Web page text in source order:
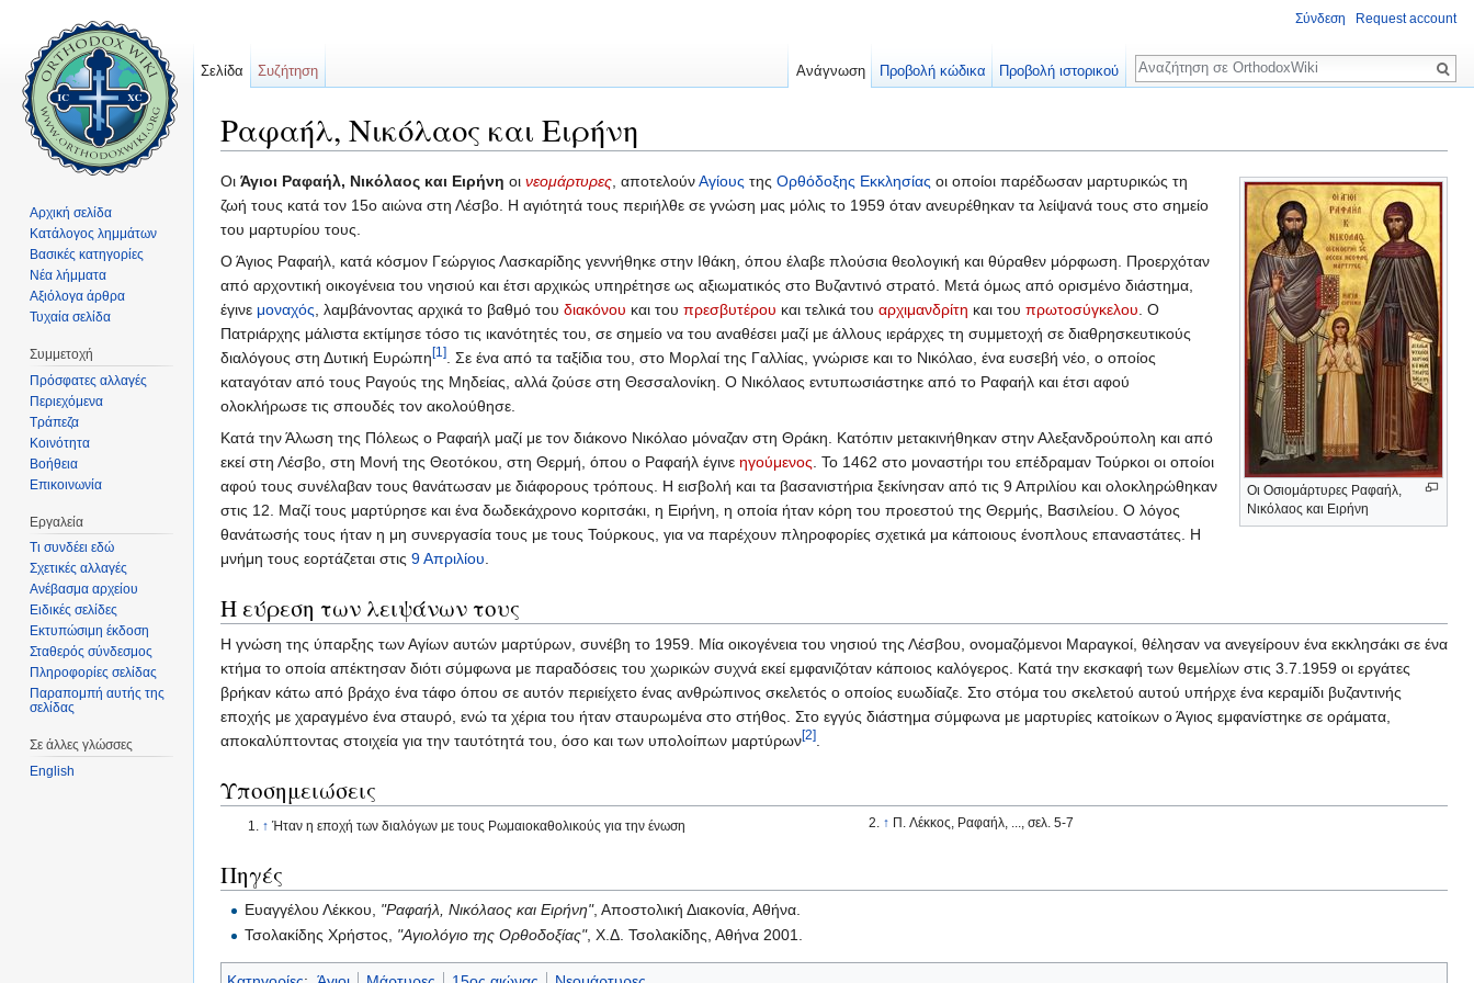
Ραφαήλ, Νικόλαος και Ειρήνη
Οι Οσιομάρτυρες Ραφαήλ,
Νικόλαος και Ειρήνη
Οι Άγιοι Ραφαήλ, Νικόλαος και Ειρήνη οι νεομάρτυρες, αποτελούνΑγίους της Ορθόδοξης Εκκλησίας οι οποίοι παρέδωσαν μαρτυρικώς τη
ζωή τους κατά τον 15ο αιώνα στη Λέσβο. Η αγιότητά τους περιήλθε σε γνώση μας μόλις το 1959 όταν ανευρέθηκαν τα λείψανά τους στο σημείο
του μαρτυρίου τους.
Ο Άγιος Ραφαήλ, κατά κόσμον Γεώργιος Λασκαρίδης γεννήθηκε στην Ιθάκη, όπου έλαβε πλούσια θεολογική και θύραθεν μόρφωση. Προερχόταν
από αρχοντική οικογένεια του νησιού και έτσι αρχικώς υπηρέτησε ως αξιωματικός στο Βυζαντινό στρατό. Μετά όμως από ορισμένο διάστημα,
έγινε μοναχός, λαμβάνοντας αρχικά το βαθμό του διακόνου και του πρεσβυτέρου και τελικά του αρχιμανδρίτη και του πρωτοσύγκελου. Ο
Πατριάρχης μάλιστα εκτίμησε τόσο τις ικανότητές του, σε σημείο να του αναθέσει μαζί με άλλους ιεράρχες τη συμμετοχή σε διαθρησκευτικούς
διαλόγους στη Δυτική Ευρώπη[1]. Σε ένα από τα ταξίδια του, στο Μορλαί της Γαλλίας, γνώρισε και το Νικόλαο, ένα ευσεβή νέο, ο οποίος
καταγόταν από τους Ραγούς της Μηδείας, αλλά ζούσε στη Θεσσαλονίκη. Ο Νικόλαος εντυπωσιάστηκε από το Ραφαήλ και έτσι αφού
ολοκλήρωσε τις σπουδές τον ακολούθησε.
Κατά την Άλωση της Πόλεως ο Ραφαήλ μαζί με τον διάκονο Νικόλαο μόναζαν στη Θράκη. Κατόπιν μετακινήθηκαν στην Αλεξανδρούπολη και από
εκεί στη Λέσβο, στη Μονή της Θεοτόκου, στη Θερμή, όπου ο Ραφαήλ έγινε ηγούμενος. Το 1462 στο μοναστήρι του επέδραμαν Τούρκοι οι οποίοι
αφού τους συνέλαβαν τους θανάτωσαν με διάφορους τρόπους. Η εισβολή και τα βασανιστήρια ξεκίνησαν από τις 9 Απριλίου και ολοκληρώθηκαν
στις 12. Μαζί τους μαρτύρησε και ένα δωδεκάχρονο κοριτσάκι, η Ειρήνη, η οποία ήταν κόρη του προεστού της Θερμής, Βασιλείου. Ο λόγος
θανάτωσής τους ήταν η μη συνεργασία τους με τους Τούρκους, για να παρέχουν πληροφορίες σχετικά μα κάποιους ένοπλους επαναστάτες. Η
μνήμη τους εορτάζεται στις 9 Απριλίου.
Η εύρεση των λειψάνων τους
Η γνώση της ύπαρξης των Αγίων αυτών μαρτύρων, συνέβη το 1959. Μία οικογένεια του νησιού της Λέσβου, ονομαζόμενοι Μαραγκοί, θέλησαν να ανεγείρουν ένα εκκλησάκι σε ένα
κτήμα το οποία απέκτησαν διότι σύμφωνα με παραδόσεις του χωρικών συχνά εκεί εμφανιζόταν κάποιος καλόγερος. Κατά την εκσκαφή των θεμελίων στις 3.7.1959 οι εργάτες
βρήκαν κάτω από βράχο ένα τάφο όπου σε αυτόν περιείχετο ένας ανθρώπινος σκελετός ο οποίος ευωδίαζε. Στο στόμα του σκελετού αυτού υπήρχε ένα κεραμίδι βυζαντινής
εποχής με χαραγμένο ένα σταυρό, ενώ τα χέρια του ήταν σταυρωμένα στο στήθος. Στο εγγύς διάστημα σύμφωνα με μαρτυρίες κατοίκων ο Άγιος εμφανίστηκε σε οράματα,
αποκαλύπτοντας στοιχεία για την ταυτότητά του, όσο και των υπολοίπων μαρτύρων[2].
Υποσημειώσεις
↑ Ήταν η εποχή των διαλόγων με τους Ρωμαιοκαθολικούς για την ένωση ↑ Π. Λέκκος, Ραφαήλ, ..., σελ. 5-7
Πηγές
Ευαγγέλου Λέκκου, "Ραφαήλ, Νικόλαος και Ειρήνη", Αποστολική Διακονία, Αθήνα.
Τσολακίδης Χρήστος, "Αγιολόγιο της Ορθοδοξίας", Χ.Δ. Τσολακίδης, Αθήνα 2001.
Σύνδεση Request account
Σελίδα Συζήτηση Ανάγνωση Προβολή κώδικα Προβολή ιστορικού
Αναζήτηση
Αρχική σελίδα
Κατάλογος λημμάτων
Βασικές κατηγορίες
Νέα λήμματα
Αξιόλογα άρθρα
Τυχαία σελίδα
Συμμετοχή
Πρόσφατες αλλαγές
Περιεχόμενα
Τράπεζα
Κοινότητα
Βοήθεια
Επικοινωνία
Εργαλεία
Τι συνδέει εδώ
Σχετικές αλλαγές
Ανέβασμα αρχείου
Ειδικές σελίδες
Εκτυπώσιμη έκδοση
Σταθερός σύνδεσμος
Πληροφορίες σελίδας
Παραπομπή αυτής της
σελίδας
Σε άλλες γλώσσες
English